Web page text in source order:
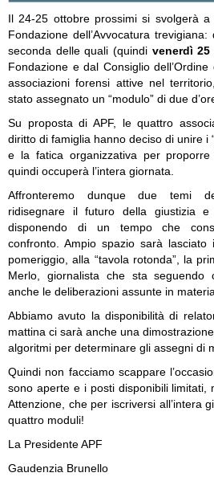
Il 24-25 ottobre prossimi si svolgerà a
Fondazione dell’Avvocatura
seconda delle quali (quindi venerdì
Fondazione e dal Consiglio
associazioni forensi attive nel
stato assegnato un “modulo” di due
Su proposta di APF, le quattro
diritto di famiglia hanno deciso di unire i
e la fatica organizzativa per
quindi occuperà l’intera giornata.
Affronteremo dunque due temi
ridisegnare il futuro della giustizia e
disponendo di un tempo che
confronto. Ampio spazio sarà
pomeriggio, alla “tavola rotonda”, la
Merlo, giornalista che sta seguendo
anche le deliberazioni assunte in
Abbiamo avuto la disponibilità di
mattina ci sarà anche una
algoritmi per determinare gli assegni di
Quindi non facciamo scappare
sono aperte e i posti disponibili limitati,
Attenzione, che per iscriversi all’intera
quattro moduli!
La Presidente APF
Gaudenzia Brunello